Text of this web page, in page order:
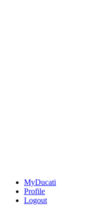
MyDucati
Profile
Logout